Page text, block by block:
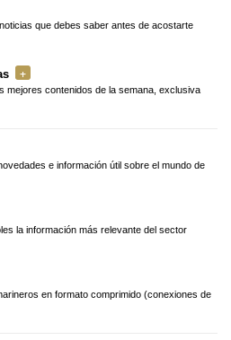
que debes saber antes de acostarte
mejores contenidos de la semana, exclusiva
e información útil sobre el mundo de
la información más relevante del sector
en formato comprimido (conexiones de